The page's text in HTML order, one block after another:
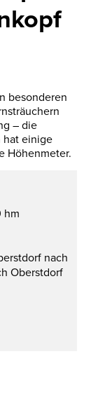
besonderen
– die
hat einige
Höhenmeter.
hm
nach
Oberstdorf